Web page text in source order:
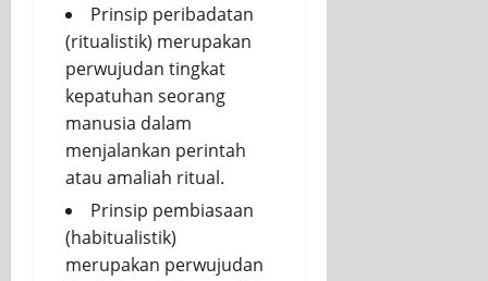
Prinsip peribadatan
(ritualistik) merupakan
perwujudan tingkat
kepatuhan seorang
manusia dalam
menjalankan perintah
atau amaliah ritual.
Prinsip pembiasaan
(habitualistik)
merupakan perwujudan